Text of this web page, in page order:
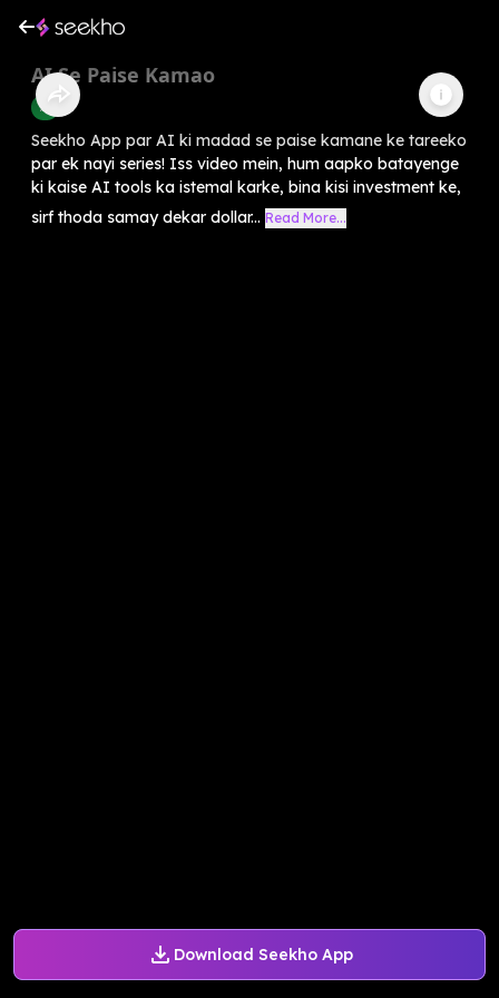
Download Seekho App
AI Se Paise Kamao
AI
Seekho App par AI ki madad se paise kamane ke tareeko
par ek nayi series! Iss video mein, hum aapko batayenge
ki kaise AI tools ka istemal karke, bina kisi investment ke,
sirf thoda samay dekar dollar... Read More...